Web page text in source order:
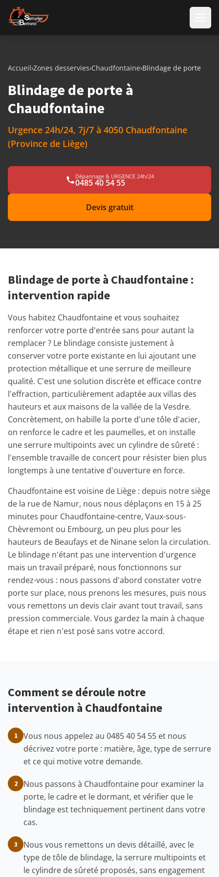
Aller au contenu
Accueil›Zones desservies›Chaudfontaine›Blindage de porte
Blindage de porte à
Chaudfontaine
Urgence 24h/24, 7j/7 à 4050 Chaudfontaine
(Province de Liège)
Dépannage & URGENCE 24h/24
0485 40 54 55
Devis gratuit
Blindage de porte à Chaudfontaine :
intervention rapide
Vous habitez Chaudfontaine et vous souhaitez
renforcer votre porte d'entrée sans pour autant la
remplacer ? Le blindage consiste justement à
conserver votre porte existante en lui ajoutant une
protection métallique et une serrure de meilleure
qualité. C'est une solution discrète et efficace contre
l'effraction, particulièrement adaptée aux villas des
hauteurs et aux maisons de la vallée de la Vesdre.
Concrètement, on habille la porte d'une tôle d'acier,
on renforce le cadre et les paumelles, et on installe
une serrure multipoints avec un cylindre de sûreté :
l'ensemble travaille de concert pour résister bien plus
longtemps à une tentative d'ouverture en force.
Chaudfontaine est voisine de Liège : depuis notre siège
de la rue de Namur, nous nous déplaçons en 15 à 25
minutes pour Chaudfontaine-centre, Vaux-sous-
Chèvremont ou Embourg, un peu plus pour les
hauteurs de Beaufays et de Ninane selon la circulation.
Le blindage n'étant pas une intervention d'urgence
mais un travail préparé, nous fonctionnons sur
rendez-vous : nous passons d'abord constater votre
porte sur place, nous prenons les mesures, puis nous
vous remettons un devis clair avant tout travail, sans
pression commerciale. Vous gardez la main à chaque
étape et rien n'est posé sans votre accord.
Comment se déroule notre
intervention à Chaudfontaine
1
Vous nous appelez au 0485 40 54 55 et nous
décrivez votre porte : matière, âge, type de serrure
et ce qui motive votre demande.
2
Nous passons à Chaudfontaine pour examiner la
porte, le cadre et le dormant, et vérifier que le
blindage est techniquement pertinent dans votre
cas.
3
Nous vous remettons un devis détaillé, avec le
type de tôle de blindage, la serrure multipoints et
le cylindre de sûreté proposés, sans engagement